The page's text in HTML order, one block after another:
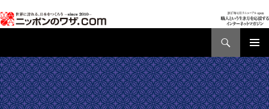
メインメ
ニュー
ン
テ
ン
ツ